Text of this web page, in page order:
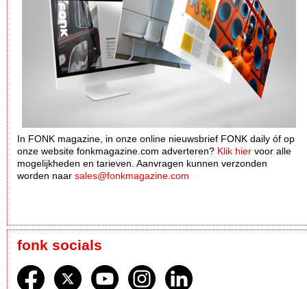
In FONK magazine, in onze online nieuwsbrief FONK daily óf op
onze website fonkmagazine.com adverteren? Klik hier voor alle
mogelijkheden en tarieven. Aanvragen kunnen verzonden
worden naar sales@fonkmagazine.com
fonk socials